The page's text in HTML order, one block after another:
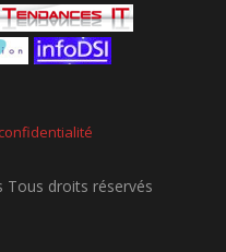
Tous droits réservés